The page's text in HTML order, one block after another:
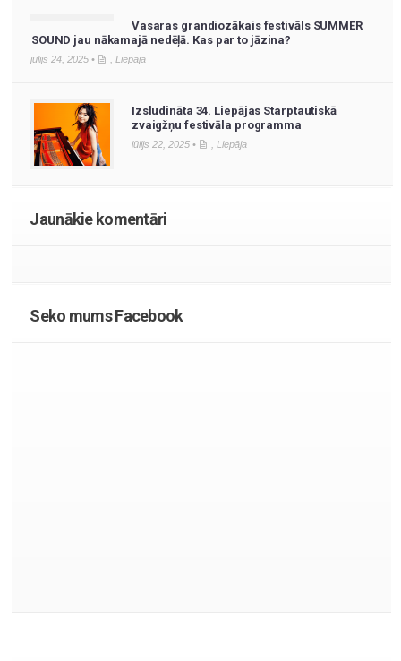
Vasaras grandiozākais festivāls SUMMER
SOUND jau nākamajā nedēļā. Kas par to jāzina?
jūlijs 24, 2025 • , Liepāja
Izsludināta 34. Liepājas Starptautiskā
zvaigžņu festivāla programma
jūlijs 22, 2025 • , Liepāja
Jaunākie komentāri
Seko mums Facebook